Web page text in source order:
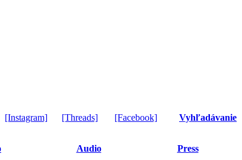
[Instagram] [Threads] [Facebook] Vyhľadávanie
Audio Press